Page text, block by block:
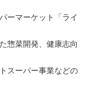
ーマーケット「ライ
惣菜開発、健康志向
スーパー事業などの